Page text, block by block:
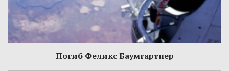
Погиб Феликс Баумгартнер